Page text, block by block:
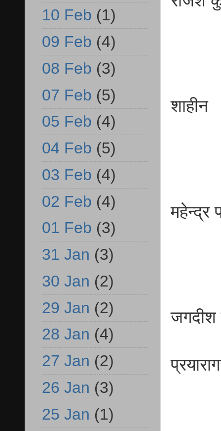
10 Feb (1)
09 Feb (4)
08 Feb (3)
07 Feb (5)
05 Feb (4)
04 Feb (5)
03 Feb (4)
02 Feb (4)
01 Feb (3)
31 Jan (3)
30 Jan (2)
29 Jan (2)
28 Jan (4)
27 Jan (2)
26 Jan (3)
25 Jan (1)